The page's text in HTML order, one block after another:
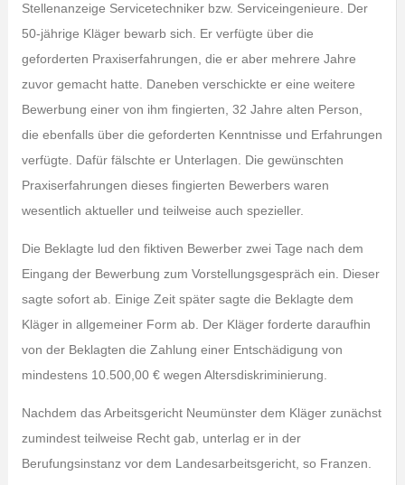
Stellenanzeige Servicetechniker bzw. Serviceingenieure. Der
50-jährige Kläger bewarb sich. Er verfügte über die
geforderten Praxiserfahrungen, die er aber mehrere Jahre
zuvor gemacht hatte. Daneben verschickte er eine weitere
Bewerbung einer von ihm fingierten, 32 Jahre alten Person,
die ebenfalls über die geforderten Kenntnisse und Erfahrungen
verfügte. Dafür fälschte er Unterlagen. Die gewünschten
Praxiserfahrungen dieses fingierten Bewerbers waren
wesentlich aktueller und teilweise auch spezieller.
Die Beklagte lud den fiktiven Bewerber zwei Tage nach dem
Eingang der Bewerbung zum Vorstellungsgespräch ein. Dieser
sagte sofort ab. Einige Zeit später sagte die Beklagte dem
Kläger in allgemeiner Form ab. Der Kläger forderte daraufhin
von der Beklagten die Zahlung einer Entschädigung von
mindestens 10.500,00 € wegen Altersdiskriminierung.
Nachdem das Arbeitsgericht Neumünster dem Kläger zunächst
zumindest teilweise Recht gab, unterlag er in der
Berufungsinstanz vor dem Landesarbeitsgericht, so Franzen.